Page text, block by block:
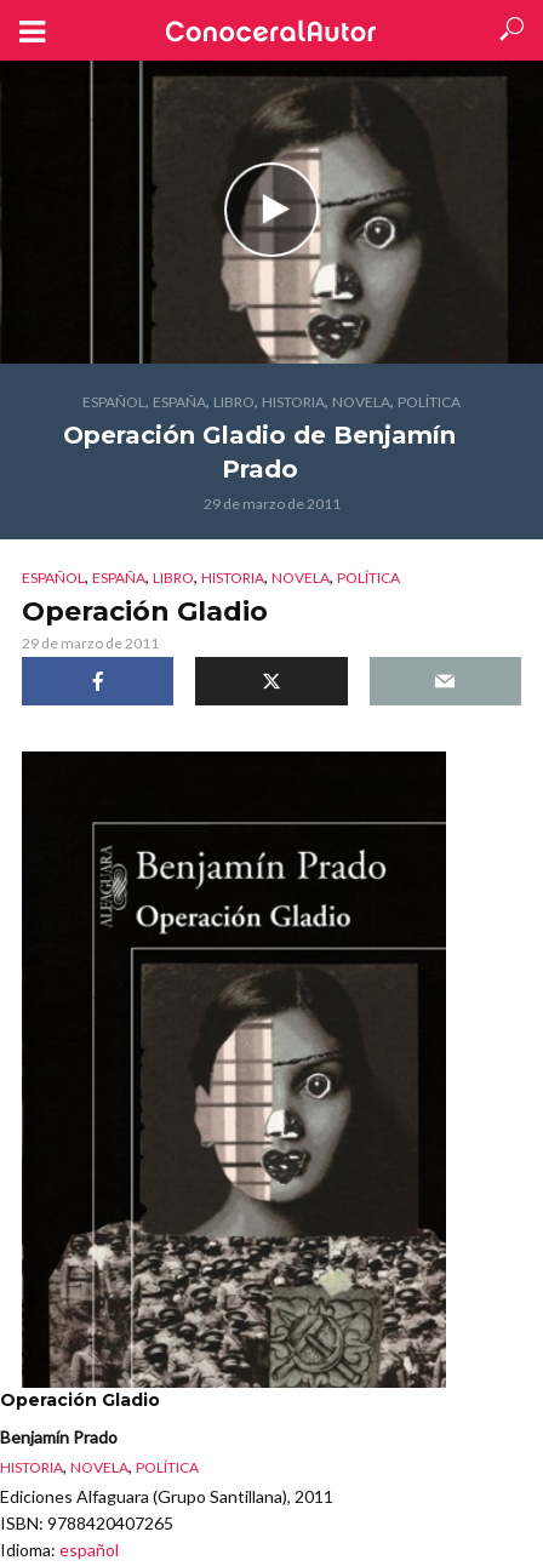
ESPAÑOL, ESPAÑA, LIBRO, HISTORIA, NOVELA, POLÍTICA
Operación Gladio de Benjamín
Prado
29 de marzo de 2011
ESPAÑOL, ESPAÑA, LIBRO, HISTORIA, NOVELA, POLÍTICA
Operación Gladio
29 de marzo de 2011
Operación Gladio
Benjamín Prado
HISTORIA, NOVELA, POLÍTICA
Ediciones Alfaguara (Grupo Santillana), 2011
ISBN: 9788420407265
Idioma: español